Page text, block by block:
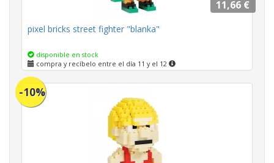
11,66 €
pixel bricks street fighter "blanka"
disponible en stock
compra y recíbelo entre el día 11 y el 12
-10%